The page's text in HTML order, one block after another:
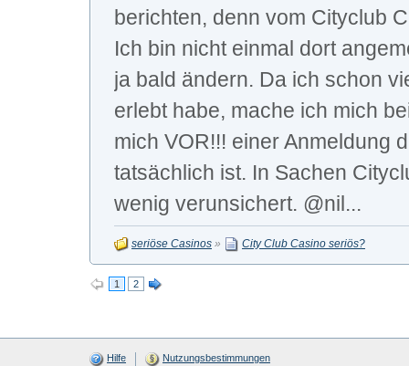
berichten, denn vom Cityclub
Ich bin nicht einmal dort
ja bald ändern. Da ich schon
erlebt habe, mache ich mich
mich VOR!!! einer Anmeldung
tatsächlich ist. In Sachen
wenig verunsichert. @nil...
seriöse Casinos » City Club Casino seriös?
1 2
Hilfe Nutzungsbestimmungen